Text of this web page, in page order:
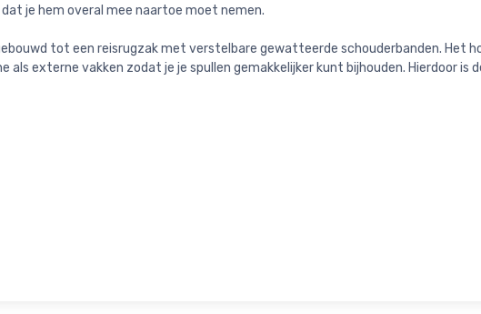
je hem overal mee naartoe moet nemen.
tot een reisrugzak met verstelbare gewatteerde schouderbanden. Het
externe vakken zodat je je spullen gemakkelijker kunt bijhouden. Hierdoor